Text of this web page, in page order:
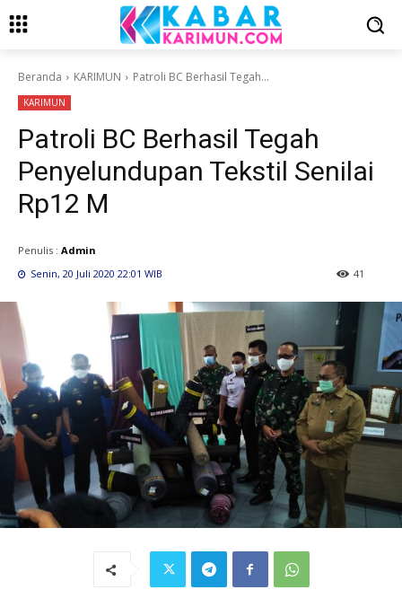
Beranda KARIMUN Patroli BC Berhasil Tegah...
KARIMUN
Patroli BC Berhasil Tegah
Penyelundupan Tekstil Senilai
Rp12 M
Penulis : Admin
Senin, 20 Juli 2020 22:01 WIB
41